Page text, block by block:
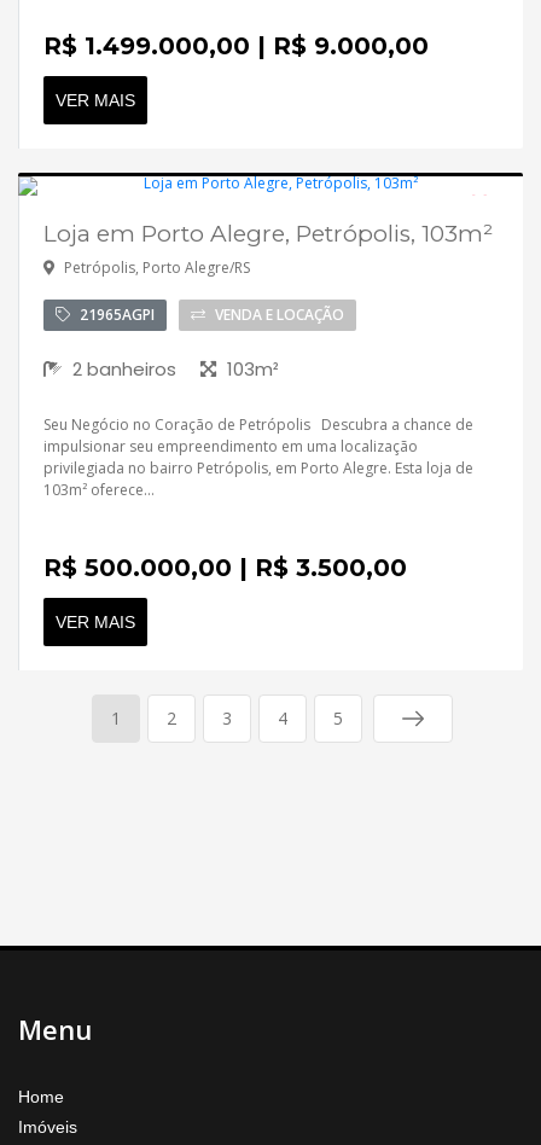
R$ 1.499.000,00 | R$ 9.000,00
VER MAIS
Loja em Porto Alegre, Petrópolis, 103m²
Petrópolis, Porto Alegre/RS
21965AGPI VENDA E LOCAÇÃO
2 banheiros 103m²
Seu Negócio no Coração de Petrópolis Descubra a chance de
impulsionar seu empreendimento em uma localização
privilegiada no bairro Petrópolis, em Porto Alegre. Esta loja de
103m² oferece...
R$ 500.000,00 | R$ 3.500,00
VER MAIS
1 2 3 4 5
Menu
Home
Imóveis